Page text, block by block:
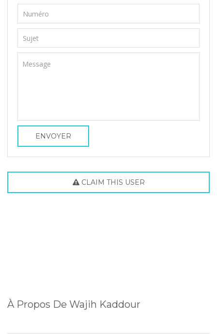
ENVOYER
CLAIM THIS USER
À Propos De Wajih Kaddour